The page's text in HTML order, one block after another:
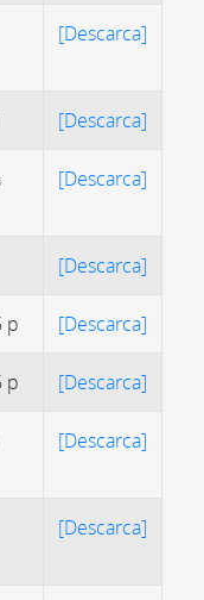
[Descarca]
[Descarca]
[Descarca]
[Descarca]
p [Descarca]
p [Descarca]
[Descarca]
[Descarca]